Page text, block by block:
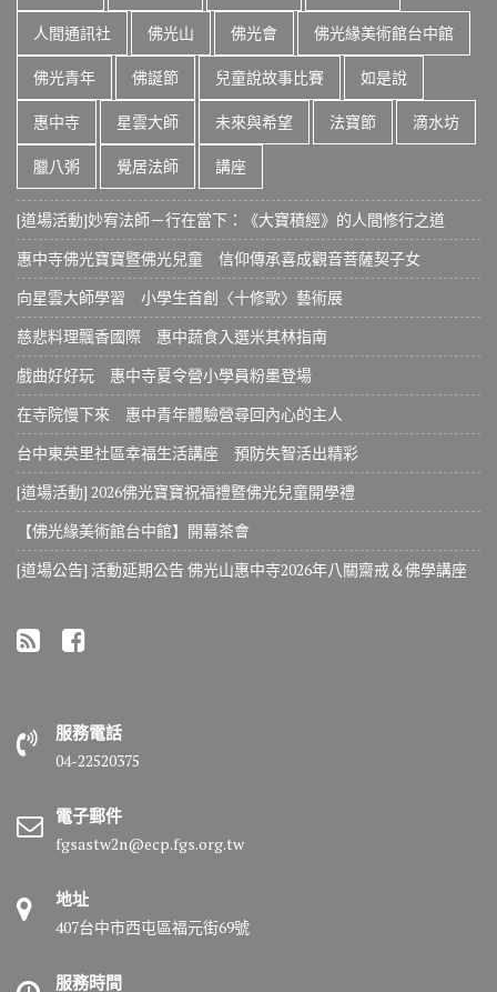
人間通訊社 佛光山 佛光會 佛光緣美術館台中館
佛光青年 佛誕節 兒童說故事比賽 如是說
惠中寺 星雲大師 未來與希望 法寶節 滴水坊
臘八粥 覺居法師 講座
[道場活動]妙宥法師－行在當下：《大寶積經》的人間修行之道
惠中寺佛光寶寶暨佛光兒童 信仰傳承喜成觀音菩薩契子女
向星雲大師學習 小學生首創〈十修歌〉藝術展
慈悲料理飄香國際 惠中蔬食入選米其林指南
戲曲好好玩 惠中寺夏令營小學員粉墨登場
在寺院慢下來 惠中青年體驗營尋回內心的主人
台中東英里社區幸福生活講座 預防失智活出精彩
[道場活動] 2026佛光寶寶祝福禮暨佛光兒童開學禮
【佛光緣美術館台中館】開幕茶會
[道場公告] 活動延期公告 佛光山惠中寺2026年八關齋戒＆佛學講座
服務電話
04-22520375
電子郵件
fgsastw2n@ecp.fgs.org.tw
地址
407台中市西屯區福元街69號
服務時間